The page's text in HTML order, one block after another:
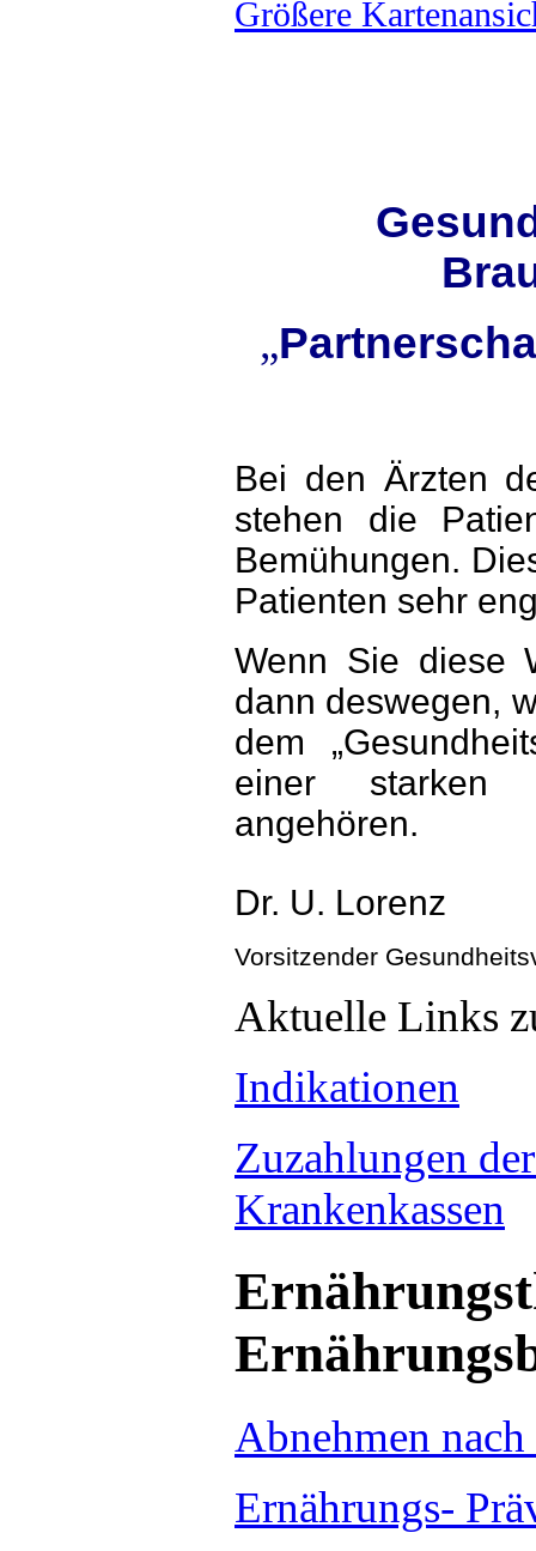
Größere
„
Bei den Ärzten
stehen die
Bemühungen.
Patienten sehr
Wenn Sie diese
dann deswegen,
dem
einer starken
angehören.
Dr. U. Lorenz
Vorsitzender
Aktuelle Links
Indikationen
Zuzahlungen
Krankenkassen
Abnehmen
Ernährungs-